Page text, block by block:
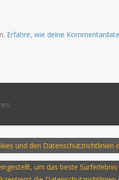
Erfahre, wie deine
und den Datenschutzrichtlinien
um das beste